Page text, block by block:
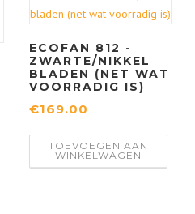
ECOFAN 812 -
ZWARTE/NIKKEL
BLADEN (NET WAT
VOORRADIG IS)
€169.00
TOEVOEGEN AAN
WINKELWAGEN